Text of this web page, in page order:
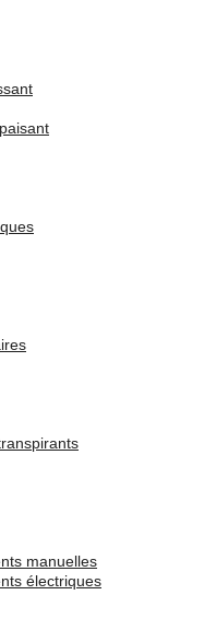
manuelles
électriques